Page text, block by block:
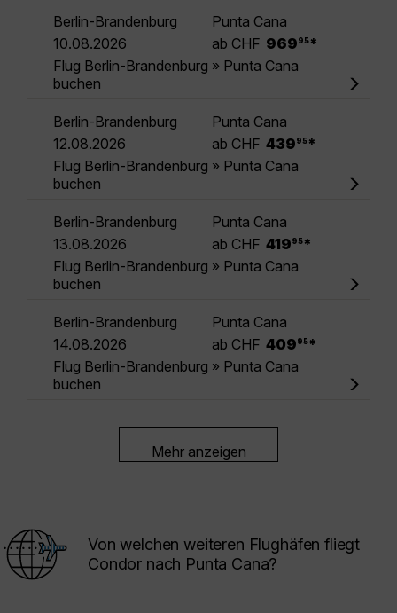
Berlin-Brandenburg
Punta Cana
10.08.2026
ab CHF 969 95 *
Flug Berlin-Brandenburg » Punta Cana
buchen
Berlin-Brandenburg
Punta Cana
12.08.2026
ab CHF 439 95 *
Flug Berlin-Brandenburg » Punta Cana
buchen
Berlin-Brandenburg
Punta Cana
13.08.2026
ab CHF 419 95 *
Flug Berlin-Brandenburg » Punta Cana
buchen
Berlin-Brandenburg
Punta Cana
14.08.2026
ab CHF 409 95 *
Flug Berlin-Brandenburg » Punta Cana
buchen
Mehr anzeigen
Von welchen weiteren Flughäfen fliegt
Condor nach Punta Cana?